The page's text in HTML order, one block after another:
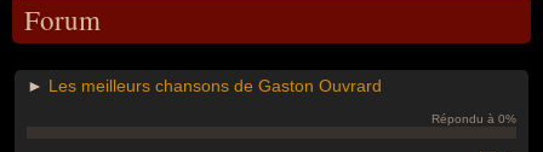
Forum
► Les meilleurs chansons de Gaston Ouvrard
Répondu à 0%